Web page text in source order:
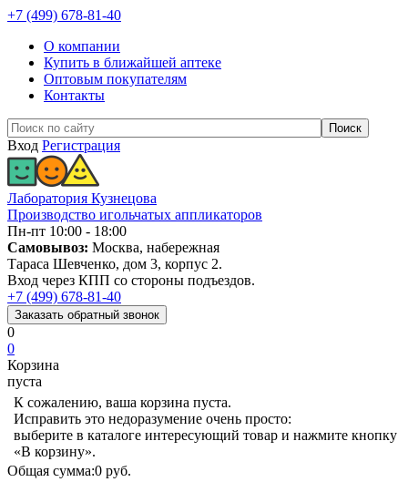
+7 (499) 678-81-40
О компании
Купить в ближайшей аптеке
Оптовым покупателям
Контакты
Вход Регистрация
Лаборатория Кузнецова
Производство игольчатых аппликаторов
Пн-пт 10:00 - 18:00
Самовывоз: Москва, набережная
Тараса Шевченко, дом 3, корпус 2.
Вход через КПП со стороны подъездов.
+7 (499) 678-81-40
Заказать обратный звонок
0
0
Корзина
пуста
К сожалению, ваша корзина пуста.
Исправить это недоразумение очень просто:
выберите в каталоге интересующий товар и нажмите кнопку
«В корзину».
Общая сумма:0 руб.